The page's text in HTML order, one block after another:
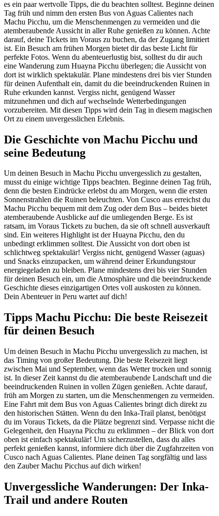
es ein paar wertvolle Tipps, die du beachten solltest. Beginne deinen
Tag früh und nimm den ersten Bus von Aguas Calientes nach
Machu Picchu, um die Menschenmengen zu vermeiden und die
atemberaubende Aussicht in aller Ruhe genießen zu können. Achte
darauf, deine Tickets im Voraus zu buchen, da der Zugang limitiert
ist. Ein Besuch am frühen Morgen bietet dir das beste Licht für
perfekte Fotos. Wenn du abenteuerlustig bist, solltest du dir auch
eine Wanderung zum Huayna Picchu überlegen; die Aussicht von
dort ist wirklich spektakulär. Plane mindestens drei bis vier Stunden
für deinen Aufenthalt ein, damit du die beeindruckenden Ruinen in
Ruhe erkunden kannst. Vergiss nicht, genügend Wasser
mitzunehmen und dich auf wechselnde Wetterbedingungen
vorzubereiten. Mit diesen Tipps wird dein Tag in diesem magischen
Ort zu einem unvergesslichen Erlebnis.
Die Geschichte von Machu Picchu und
seine Bedeutung
Um deinen Besuch in Machu Picchu unvergesslich zu gestalten,
musst du einige wichtige Tipps beachten. Beginne deinen Tag früh,
denn die besten Eindrücke erlebst du am Morgen, wenn die ersten
Sonnenstrahlen die Ruinen beleuchten. Von Cusco aus erreichst du
Machu Picchu bequem mit dem Zug oder dem Bus – beides bietet
atemberaubende Ausblicke auf die umliegenden Berge. Es ist
ratsam, im Voraus Tickets zu buchen, da sie oft schnell ausverkauft
sind. Ein weiteres Highlight ist der Huayna Picchu, den du
unbedingt erklimmen solltest. Die Aussicht von dort oben ist
schlichtweg spektakulär! Vergiss nicht, genügend Wasser (aguas)
und Snacks einzupacken, um während deiner Erkundungstour
energiegeladen zu bleiben. Plane mindestens drei bis vier Stunden
für deinen Besuch ein, um die Atmosphäre und die beeindruckende
Geschichte dieses einzigartigen Ortes voll auskosten zu können.
Dein Abenteuer in Peru wartet auf dich!
Tipps Machu Picchu: Die beste Reisezeit
für deinen Besuch
Um deinen Besuch in Machu Picchu unvergesslich zu machen, ist
das Timing von großer Bedeutung. Die beste Reisezeit liegt
zwischen Mai und September, wenn das Wetter trocken und sonnig
ist. In dieser Zeit kannst du die atemberaubende Landschaft und die
beeindruckenden Ruinen in vollen Zügen genießen. Achte darauf,
früh am Morgen zu starten, um die Menschenmengen zu vermeiden.
Eine Fahrt mit dem Bus von Aguas Calientes bringt dich direkt zu
den historischen Stätten. Wenn du den Inka-Trail planst, benötigst
du im Voraus Tickets, da die Plätze begrenzt sind. Verpasse nicht die
Gelegenheit, den Huayna Picchu zu erklimmen – der Blick von dort
oben ist einfach spektakulär! Um sicherzustellen, dass du alles
perfekt genießen kannst, informiere dich über die Zugfahrzeiten von
Cusco nach Aguas Calientes. Plane deinen Tag sorgfältig und lass
den Zauber Machu Picchus auf dich wirken!
Unvergessliche Wanderungen: Der Inka-
Trail und andere Routen